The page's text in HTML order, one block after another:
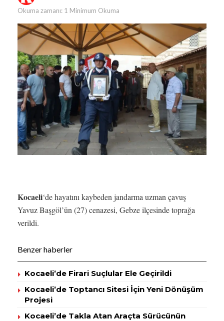
Okuma zamanı: 1 Minimum Okuma
Kocaeli‘de hayatını kaybeden jandarma uzman çavuş
Yavuz Başgöl’ün (27) cenazesi, Gebze ilçesinde toprağa
verildi.
Benzer haberler
Kocaeli’de Firari Suçlular Ele Geçirildi
Kocaeli’de Toptancı Sitesi İçin Yeni Dönüşüm
Projesi
Kocaeli’de Takla Atan Araçta Sürücünün